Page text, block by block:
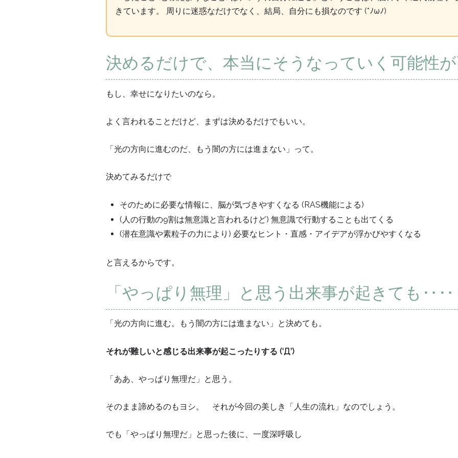
きています。 周りに迷惑なだけでなく、結局、自分にも損なのです (*ﾉωﾉ)
決めるだけで、本当にそうなっていく可能性
もし、幸せになりたいのなら。
よく言われることだけど、まずは決めるだけでもいい。
「光の方向に進むのだ、もう闇の方には進まない」って。
決めてみるだけで
そのために必要な情報に、脳が気づきやすくなる (RAS機能による)
(人の行動の9割は無意識と言われるけど) 無意識で行動することも出てくる
(潜在意識や素粒子の力により) 必要なヒント・直感・アイデアが浮かびやすくなる
と言えるからです。
「やっぱり無理」と思う出来事が起きても‥‥
「光の方向に進む。もう闇の方には進まない」と決めても。
それが難しいと感じる出来事が起こったりする (‘Д’)
「ああ、やっぱり無理だ」と思う。
そのまま諦めるのもヨシ。 それが今回の美しき「人生の流れ」なのでしょう。
でも「やっぱり無理だ」と思った後に、一度深呼吸し